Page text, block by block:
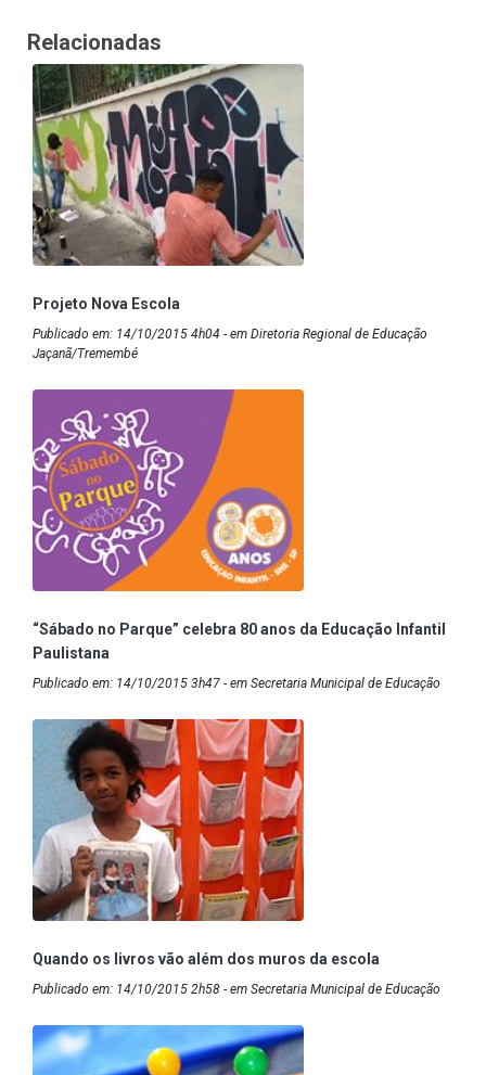
Relacionadas
Projeto Nova Escola
Publicado em: 14/10/2015 4h04 - em Diretoria Regional de Educação
Jaçanã/Tremembé
“Sábado no Parque” celebra 80 anos da Educação Infantil
Paulistana
Publicado em: 14/10/2015 3h47 - em Secretaria Municipal de Educação
Quando os livros vão além dos muros da escola
Publicado em: 14/10/2015 2h58 - em Secretaria Municipal de Educação